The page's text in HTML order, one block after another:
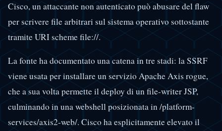
Cisco, un attaccante non autenticato può abusare del flaw
per scrivere file arbitrari sul sistema operativo sottostante
tramite URI scheme file://.
La fonte ha documentato una catena in tre stadi: la SSRF
viene usata per installare un servizio Apache Axis rogue,
che a sua volta permette il deploy di un file-writer JSP,
culminando in una webshell posizionata in /platform-
services/axis2-web/. Cisco ha esplicitamente elevato il